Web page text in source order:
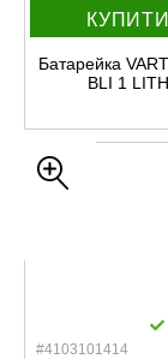
КУПИТИ
Батарейка
BLI 1
#4103101414